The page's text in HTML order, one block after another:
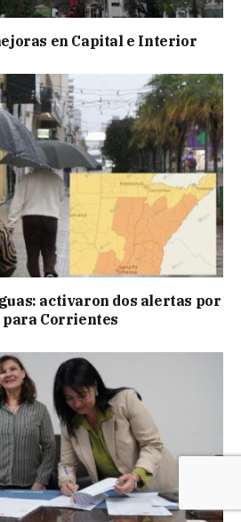
en Capital e Interior
activaron dos alertas por
Corrientes